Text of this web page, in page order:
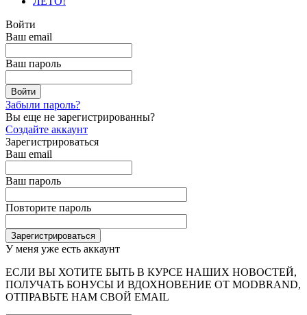
Войти
Ваш email
Ваш пароль
Забыли пароль?
Вы еще не зарегистрированны?
Создайте аккаунт
Зарегистрироваться
Ваш email
Ваш пароль
Повторите пароль
У меня уже есть аккаунт
ЕСЛИ ВЫ ХОТИТЕ БЫТЬ В КУРСЕ НАШИХ НОВОСТЕЙ,
ПОЛУЧАТЬ БОНУСЫ И ВДОХНОВЕНИЕ ОТ MODBRAND,
ОТПРАВЬТЕ НАМ СВОЙ EMAIL